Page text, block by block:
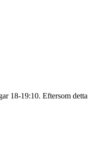
18-19:10. Eftersom detta